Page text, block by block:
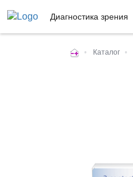
Диагностика зрения
• Каталог •